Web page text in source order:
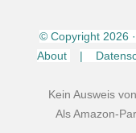
© Copyright 2026
About
|
Kein Ausweis
Als Amazon-